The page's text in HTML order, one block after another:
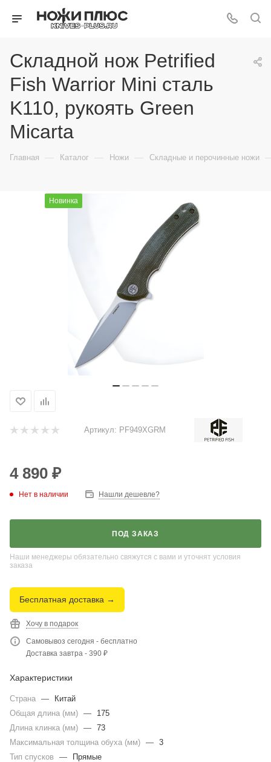
Складной нож Petrified
Fish Warrior Mini сталь
K110, рукоять Green
Micarta
Главная — Каталог — Ножи — Складные и перочинные ножи
Новинка
Артикул: PF949XGRM
4 890 ₽
Нет в наличии Нашли дешевле?
ПОД ЗАКАЗ
Наши менеджеры обязательно свяжутся с вами и уточнят условия
заказа
Бесплатная доставка →
Хочу в подарок
Самовывоз сегодня - бесплатно
Доставка завтра - 390 ₽
Характеристики
Страна —
Китай
Общая длина (мм) —
175
Длина клинка (мм) — 73
Максимальная толщина обуха (мм) — 3
Тип спусков
—
Прямые